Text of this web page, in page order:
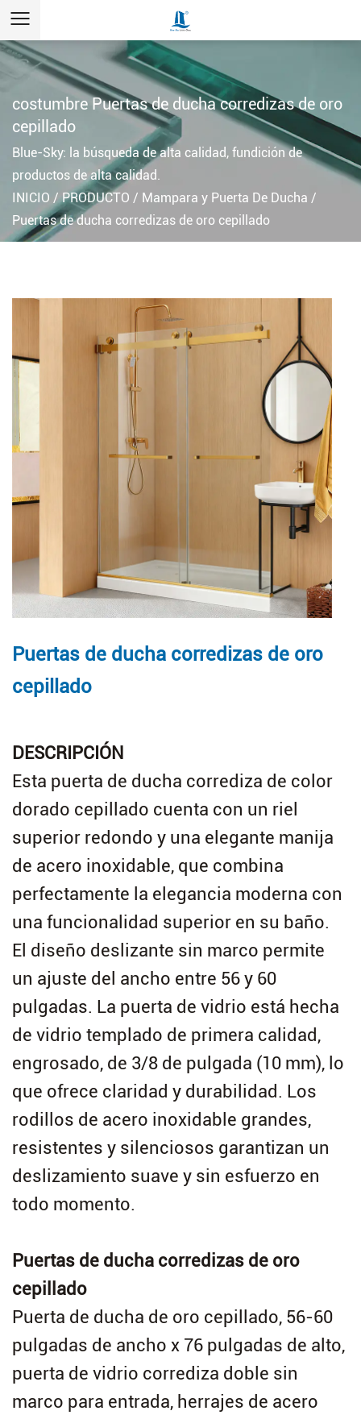
costumbre Puertas de ducha corredizas de oro
cepillado
Blue-Sky: la búsqueda de alta calidad, fundición de
productos de alta calidad.
INICIO /PRODUCTO / Mampara y Puerta De Ducha /
Puertas de ducha corredizas de oro cepillado
Puertas de ducha corredizas de oro
cepillado
DESCRIPCIÓN
Esta puerta de ducha corrediza de color
dorado cepillado cuenta con un riel
superior redondo y una elegante manija
de acero inoxidable, que combina
perfectamente la elegancia moderna con
una funcionalidad superior en su baño.
El diseño deslizante sin marco permite
un ajuste del ancho entre 56 y 60
pulgadas. La puerta de vidrio está hecha
de vidrio templado de primera calidad,
engrosado, de 3/8 de pulgada (10 mm), lo
que ofrece claridad y durabilidad. Los
rodillos de acero inoxidable grandes,
resistentes y silenciosos garantizan un
deslizamiento suave y sin esfuerzo en
todo momento.
Puertas de ducha corredizas de oro
cepillado
Puerta de ducha de oro cepillado, 56-60
pulgadas de ancho x 76 pulgadas de alto,
puerta de vidrio corrediza doble sin
marco para entrada, herrajes de acero